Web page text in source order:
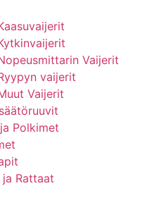
Vaijerit
vaijerit
Vaijerit
Polkimet
Rattaat